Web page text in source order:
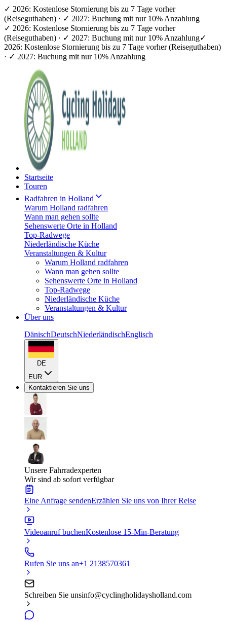
✓ 2026: Kostenlose Stornierung bis zu 7 Tage vorher
(Reiseguthaben) · ✓ 2027: Buchung mit nur 10% Anzahlung
✓ 2026: Kostenlose Stornierung bis zu 7 Tage vorher
(Reiseguthaben) · ✓ 2027: Buchung mit nur 10% Anzahlung✓
2026: Kostenlose Stornierung bis zu 7 Tage vorher (Reiseguthaben)
· ✓ 2027: Buchung mit nur 10% Anzahlung
Startseite
Touren
Radfahren in Holland
Warum Holland radfahren
Wann man gehen sollte
Sehenswerte Orte in Holland
Top-Radwege
Niederländische Küche
Veranstaltungen & Kultur
Warum Holland radfahren
Wann man gehen sollte
Sehenswerte Orte in Holland
Top-Radwege
Niederländische Küche
Veranstaltungen & Kultur
Über uns
DänischDeutschNiederländischEnglisch
DE
EUR
Kontaktieren Sie uns
Unsere Fahrradexperten
Wir sind ab sofort verfügbar
Eine Anfrage sendenErzählen Sie uns von Ihrer Reise
Videoanruf buchenKostenlose 15-Min-Beratung
Rufen Sie uns an+1 2138570361
Schreiben Sie unsinfo@cyclingholidaysholland.com